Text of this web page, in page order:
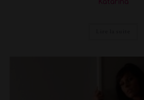
Katarina